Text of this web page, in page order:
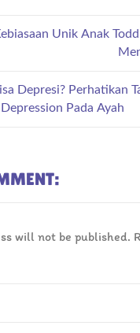
Depresi? Perhatikan
Pada Ayah
Unik Anak
will not be published.